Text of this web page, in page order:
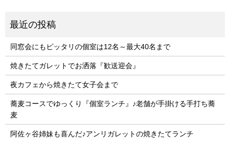
同窓会にもピッタリの個室は12名～最大40名まで
焼きたてガレットでお洒落『歓送迎会』
夜カフェから焼きたて女子会まで
蕎麦コースでゆっくり『個室ランチ』♪老舗が手掛ける手打ち蕎
麦
阿佐ヶ谷姉妹も喜んだ♪アンリガレットの焼きたてランチ